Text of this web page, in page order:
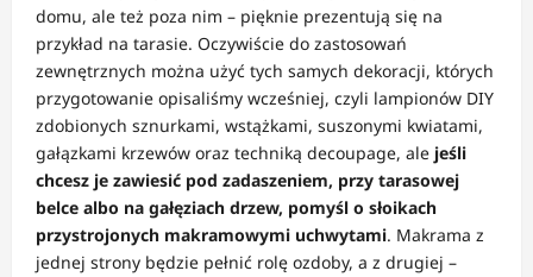
domu, ale też poza nim – pięknie prezentują się na
przykład na tarasie. Oczywiście do zastosowań
zewnętrznych można użyć tych samych dekoracji, których
przygotowanie opisaliśmy wcześniej, czyli lampionów DIY
zdobionych sznurkami, wstążkami, suszonymi kwiatami,
gałązkami krzewów oraz techniką decoupage, ale jeśli
chcesz je zawiesić pod zadaszeniem, przy tarasowej
belce albo na gałęziach drzew, pomyśl o słoikach
przystrojonych makramowymi uchwytami. Makrama z
jednej strony będzie pełnić rolę ozdoby, a z drugiej –